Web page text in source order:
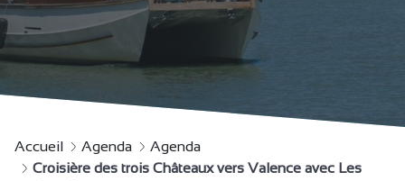
Accueil Agenda
Agenda
Croisière des trois Châteaux vers Valence avec Les